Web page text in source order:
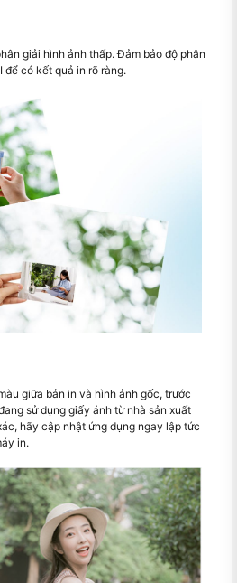
giải hình ảnh thấp. Đảm bảo độ phân
có kết quả in rõ ràng.
giữa bản in và hình ảnh gốc, trước
sử dụng giấy ảnh từ nhà sản xuất
hãy cập nhật ứng dụng ngay lập tức
in.